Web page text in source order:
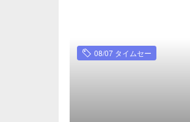
08/07 タイムセー